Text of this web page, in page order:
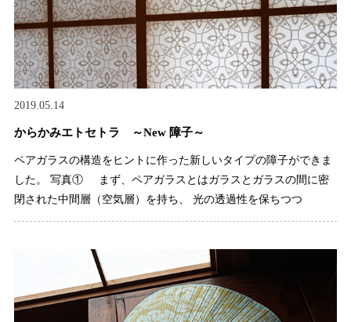
2019.05.14
からかみエトセトラ ～New 障子～
ペアガラスの構造をヒントに作った新しいタイプの障子ができま
した。 写真① まず、ペアガラスとはガラスとガラスの間に密
閉された中間層（空気層）を持ち、 光の透過性を保ちつつ